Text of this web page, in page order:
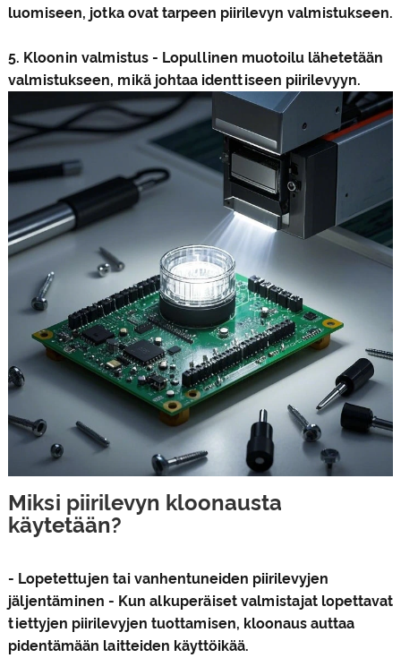
luomiseen, jotka ovat tarpeen piirilevyn valmistukseen.
5. Kloonin valmistus - Lopullinen muotoilu lähetetään
valmistukseen, mikä johtaa identtiseen piirilevyyn.
Miksi piirilevyn kloonausta
käytetään?
- Lopetettujen tai vanhentuneiden piirilevyjen
jäljentäminen - Kun alkuperäiset valmistajat lopettavat
tiettyjen piirilevyjen tuottamisen, kloonaus auttaa
pidentämään laitteiden käyttöikää.